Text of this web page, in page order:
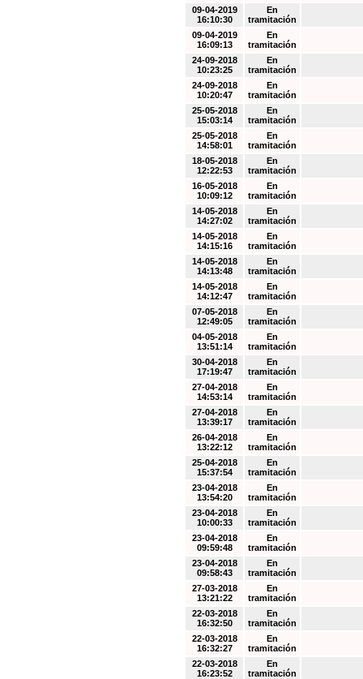
09-04-2019
16:10:30
En
tramitación
09-04-2019
16:09:13
En
tramitación
24-09-2018
10:23:25
En
tramitación
24-09-2018
10:20:47
En
tramitación
25-05-2018
15:03:14
En
tramitación
25-05-2018
14:58:01
En
tramitación
18-05-2018
12:22:53
En
tramitación
16-05-2018
10:09:12
En
tramitación
14-05-2018
14:27:02
En
tramitación
14-05-2018
14:15:16
En
tramitación
14-05-2018
14:13:48
En
tramitación
14-05-2018
14:12:47
En
tramitación
07-05-2018
12:49:05
En
tramitación
04-05-2018
13:51:14
En
tramitación
30-04-2018
17:19:47
En
tramitación
27-04-2018
14:53:14
En
tramitación
27-04-2018
13:39:17
En
tramitación
26-04-2018
13:22:12
En
tramitación
25-04-2018
15:37:54
En
tramitación
23-04-2018
13:54:20
En
tramitación
23-04-2018
10:00:33
En
tramitación
23-04-2018
09:59:48
En
tramitación
23-04-2018
09:58:43
En
tramitación
27-03-2018
13:21:22
En
tramitación
22-03-2018
16:32:50
En
tramitación
22-03-2018
16:32:27
En
tramitación
22-03-2018
16:23:52
En
tramitación